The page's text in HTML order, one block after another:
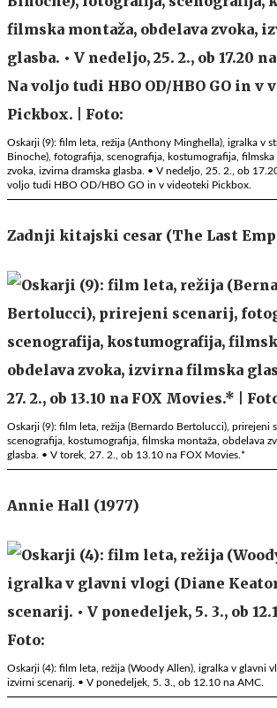
Oskarji (9): film leta, režija (Anthony Minghella), igralka v
Binoche), fotografija, scenografija, kostumografija,
zvoka, izvirna dramska glasba. • V nedeljo, 25. 2., ob
voljo tudi HBO OD/HBO GO in v videoteki Pickbox.
Zadnji kitajski cesar (The Last
Oskarji (9): film leta, režija (Bernardo Bertolucci), prirejeni
scenografija, kostumografija, filmska montaža, obdelava
glasba. • V torek, 27. 2., ob 13.10 na FOX Movies.*
Annie Hall (1977)
Oskarji (4): film leta, režija (Woody Allen), igralka v glavni
izvirni scenarij. • V ponedeljek, 5. 3., ob 12.10 na AMC.